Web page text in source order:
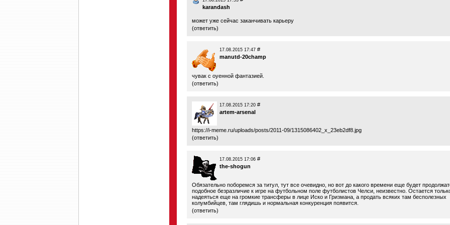
karandash
может уже сейчас заканчивать карьеру
(ответить)
17.08.2015 17:47 #
manutd-20champ
чувак с оуенной фантазией.
(ответить)
17.08.2015 17:20 #
artem-arsenal
https://i-meme.ru/uploads/posts/2011-09/1315086402_x_23eb2df8.jpg
(ответить)
17.08.2015 17:06 #
the-shogun
Обязательно поборемся за титул, тут все очевидно, но вот до какого времени еще будет
подобное безразличие к игре на футбольном поле футболистов Челси, неизвестно. Остается
надеяться еще на громкие трансферы в лице Иско и Гризмана, а продать всяких там бесполезных
колумбийцев, там глядишь и нормальная конкуренция появится.
(ответить)